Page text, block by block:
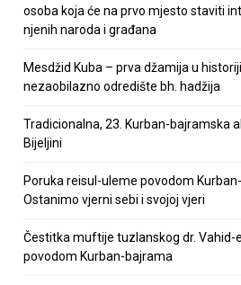
osoba koja će na prvo mjesto staviti
njenih naroda i građana
Mesdžid Kuba – prva džamija u
nezaobilazno odredište bh. hadžija
Tradicionalna, 23. Kurban-bajramska
Bijeljini
Poruka reisul-uleme povodom
Ostanimo vjerni sebi i svojoj vjeri
Čestitka muftije tuzlanskog dr. Vahid-
povodom Kurban-bajrama